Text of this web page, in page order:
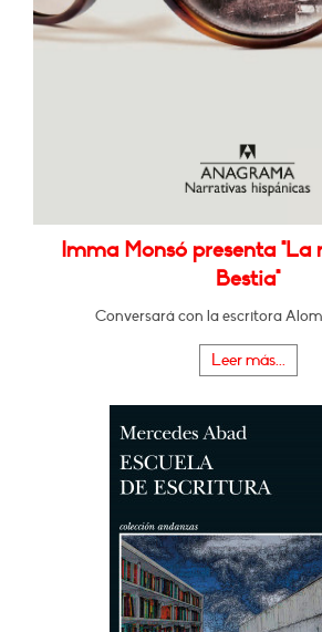
Imma Monsó presenta "La
Bestia"
Conversará con la escritora
Leer más...